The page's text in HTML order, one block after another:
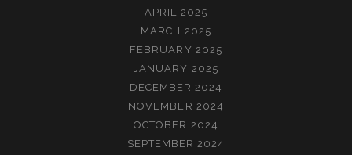
APRIL 2025
MARCH 2025
FEBRUARY 2025
JANUARY 2025
DECEMBER 2024
NOVEMBER 2024
OCTOBER 2024
SEPTEMBER 2024